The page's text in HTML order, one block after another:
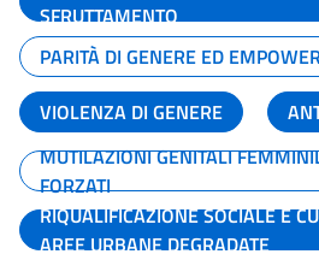
SFRUTTAMENTO
PARITÀ DI GENERE ED
VIOLENZA DI GENERE
MUTILAZIONI GENITALI
FORZATI
RIQUALIFICAZIONE SOCIALE E
AREE URBANE DEGRADATE